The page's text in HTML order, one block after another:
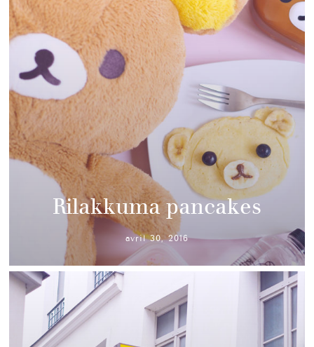
Rilakkuma pancakes
avril 30, 2016